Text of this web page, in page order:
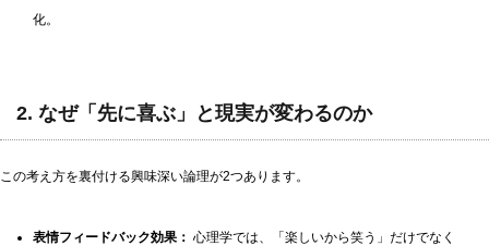
化。
2. なぜ「先に喜ぶ」と現実が変わるのか
この考え方を裏付ける興味深い論理が2つあります。
表情フィードバック効果： 心理学では、「楽しいから笑う」だけでなく